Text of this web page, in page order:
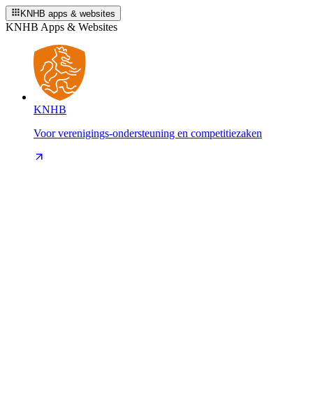
KNHB apps & websites
KNHB Apps & Websites
KNHB
Voor verenigings-ondersteuning en competitiezaken